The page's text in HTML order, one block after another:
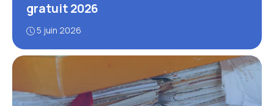
gratuit 2026
5 juin 2026